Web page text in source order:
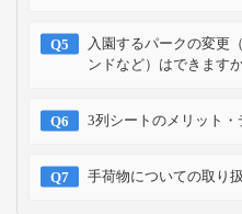
入園するパークの変更
ンドなど）はできます
3列シートのメリット・
手荷物についての取り